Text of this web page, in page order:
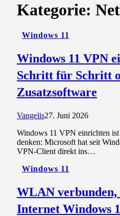
Kategorie:
Windows 11
Windows 11 VPN
Schritt für Schritt
Zusatzsoftware
Vangelis27. Juni 2026
Windows 11 VPN einrichten
denken: Microsoft hat seit
VPN-Client direkt ins…
Windows 11
WLAN verbunden,
Internet Windows